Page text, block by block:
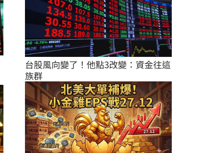
台股風向變了！他點3改變：資金往這
族群